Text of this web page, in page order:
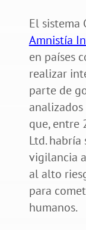
El sistema
Amnistía
en países
realizar
parte de
que, entre
Ltd.
vigilancia
al alto
para
humanos.